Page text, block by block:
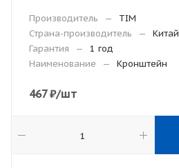
Производитель —
TIM
Страна-производитель
—
Китай
Гарантия
—
1 год
Наименование
— Кронштейн
467₽/шт